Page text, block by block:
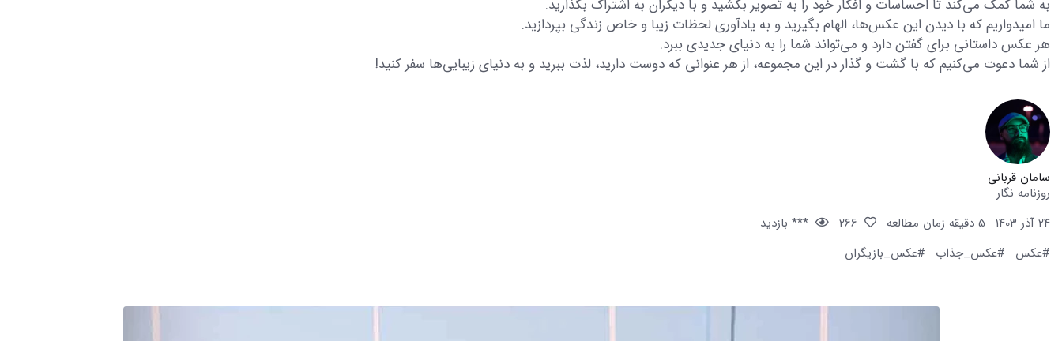
به شما کمک می‌کند تا احساسات و افکار خود را به تصویر بکشید و با دیگران به اشتراک بگذارید.
ما امیدواریم که با دیدن این عکس‌ها، الهام بگیرید و به یادآوری لحظات زیبا و خاص زندگی بپردازید.
هر عکس داستانی برای گفتن دارد و می‌تواند شما را به دنیای جدیدی ببرد.
از شما دعوت می‌کنیم که با گشت و گذار در این مجموعه، از هر عنوانی که دوست دارید، لذت ببرید و به دنیای زیبایی‌ها سفر کنید!
سامان قربانی
روزنامه نگار
24 آذر 1403
5 دقیقه زمان مطالعه
*** بازدید
#عکس
#عکس_جذاب #عکس_بازیگران